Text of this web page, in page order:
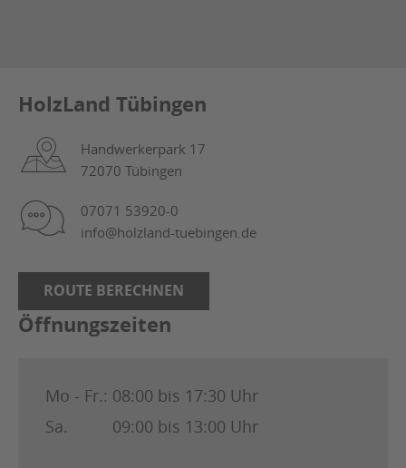
HolzLand Tübingen
Handwerkerpark 17
72070 Tübingen
07071 53920-0
info@holzland-tuebingen.de
ROUTE BERECHNEN
Öffnungszeiten
Mo - Fr.: 08:00 bis 17:30 Uhr
Sa.
09:00 bis 13:00 Uhr